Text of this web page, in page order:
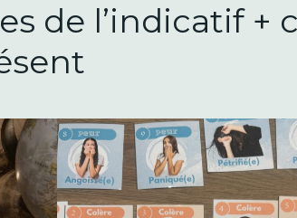
de l’indicatif +